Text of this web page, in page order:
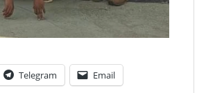
Telegram Email